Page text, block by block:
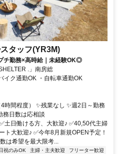
タッフ(YR3M)
チ勤務×高時給｜未経験OK◎
.」南房総
イク通勤OK ・自転車通勤OK
間程度） ✨残業なし ✨週2日～勤務
務日数は応相談
土日働ける方、大歓迎♪ ✅40,50代主婦
ト大歓迎♪ ✅今年8月新規OPEN予定！
は希望を最大限考...
祝のみOK 主婦・主夫歓迎
フリーター歓迎